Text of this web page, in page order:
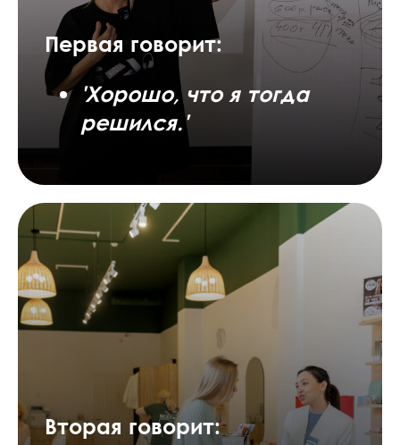
Первая говорит:
'Хорошо, что я тогда
решился.'
Вторая говорит: